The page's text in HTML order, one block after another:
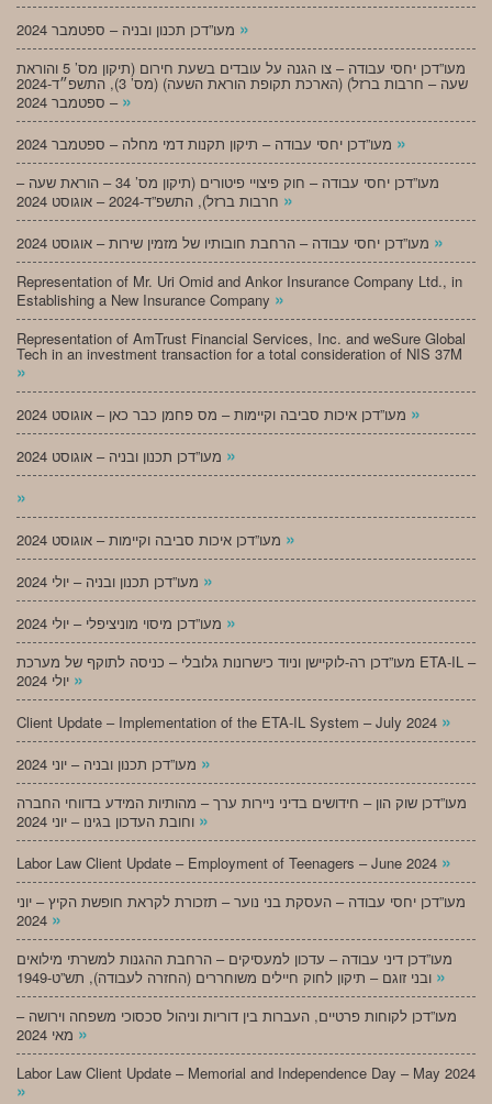
»
מעו”דכן יחסי עבודה – צו הגנה על עובדים בשעת חירום (תיקון מס’ 5 והוראת
שעה – חרבות ברזל) (הארכת תקופת הוראת השעה) (מס’ 3), התשפ״ד-2024
– ספטמבר 2024 »
»
מעו”דכן יחסי עבודה – חוק פיצויי פיטורים (תיקון מס’ 34 – הוראת שעה –
»
»
Representation of Mr. Uri Omid and Ankor Insurance Company Ltd., in
Establishing a New Insurance Company »
Representation of AmTrust Financial Services, Inc. and weSure Global
Tech in an investment transaction for a total consideration of NIS 37M
»
»
»
»
»
»
»
מעו”דכן רה-לוקיישן וניוד כישרונות גלובלי – כניסה לתוקף של מערכת ETA-IL –
»
Client Update – Implementation of the ETA-IL System – July 2024 »
»
מעו”דכן שוק הון – חידושים בדיני ניירות ערך – מהותיות המידע בדווחי החברה
»
Labor Law Client Update – Employment of Teenagers – June 2024 »
מעו”דכן יחסי עבודה – העסקת בני נוער – תזכורת לקראת חופשת הקיץ – יוני
»
מעו”דכן דיני עבודה – עדכון למעסיקים – הרחבת ההגנות למשרתי מילואים
»
מעו”דכן לקוחות פרטיים, העברות בין דוריות וניהול סכסוכי משפחה וירושה –
»
Labor Law Client Update – Memorial and Independence Day – May 2024
»